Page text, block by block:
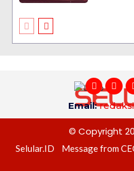
Email:
© Copyright
Selular.ID Message from